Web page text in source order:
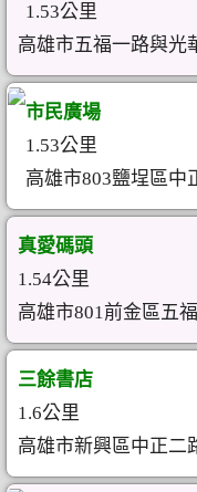
1.53公里
高雄市五福一路與光
市民廣場
1.53公里
高雄市803鹽埕區中
真愛碼頭
1.54公里
高雄市801前金區五
三餘書店
1.6公里
高雄市新興區中正二